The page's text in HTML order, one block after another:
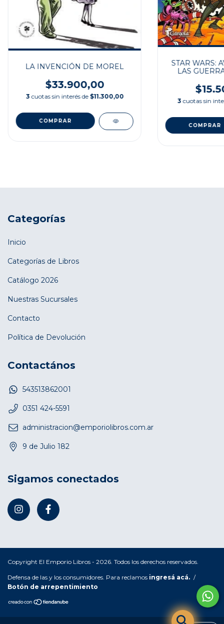
LA INVENCIÓN DE MOREL
$33.900,00
3 cuotas sin interés de $11.300,00
STAR WARS:
LAS
3 cuotas sin
Categorías
Inicio
Categorías de Libros
Catálogo 2026
Nuestras Sucursales
Contacto
Política de Devolución
Contactános
543513862001
0351 424-5591
administracion@emporiolibros.com.ar
9 de Julio 182
Sigamos conectados
Copyright El Emporio Libros - 2026. Todos los derechos reservados.
Defensa de las y los consumidores. Para reclamos ingresá acá. /
Botón de arrepentimiento